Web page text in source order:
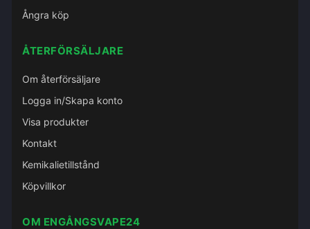
Ångra köp
ÅTERFÖRSÄLJARE
Om återförsäljare
Logga in/Skapa konto
Visa produkter
Kontakt
Kemikalietillstånd
Köpvillkor
OM ENGÅNGSVAPE24